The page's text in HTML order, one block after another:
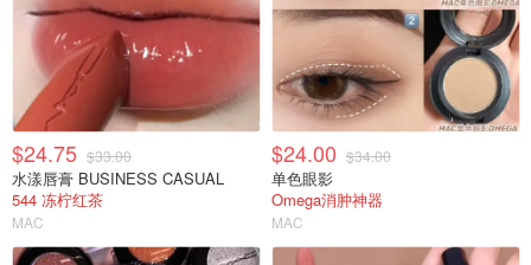
$24.75 $33.00
水漾唇膏 BUSINESS CASUAL
544 冻柠红茶
MAC
$24.00 $34.00
单色眼影
Omega消肿神器
MAC